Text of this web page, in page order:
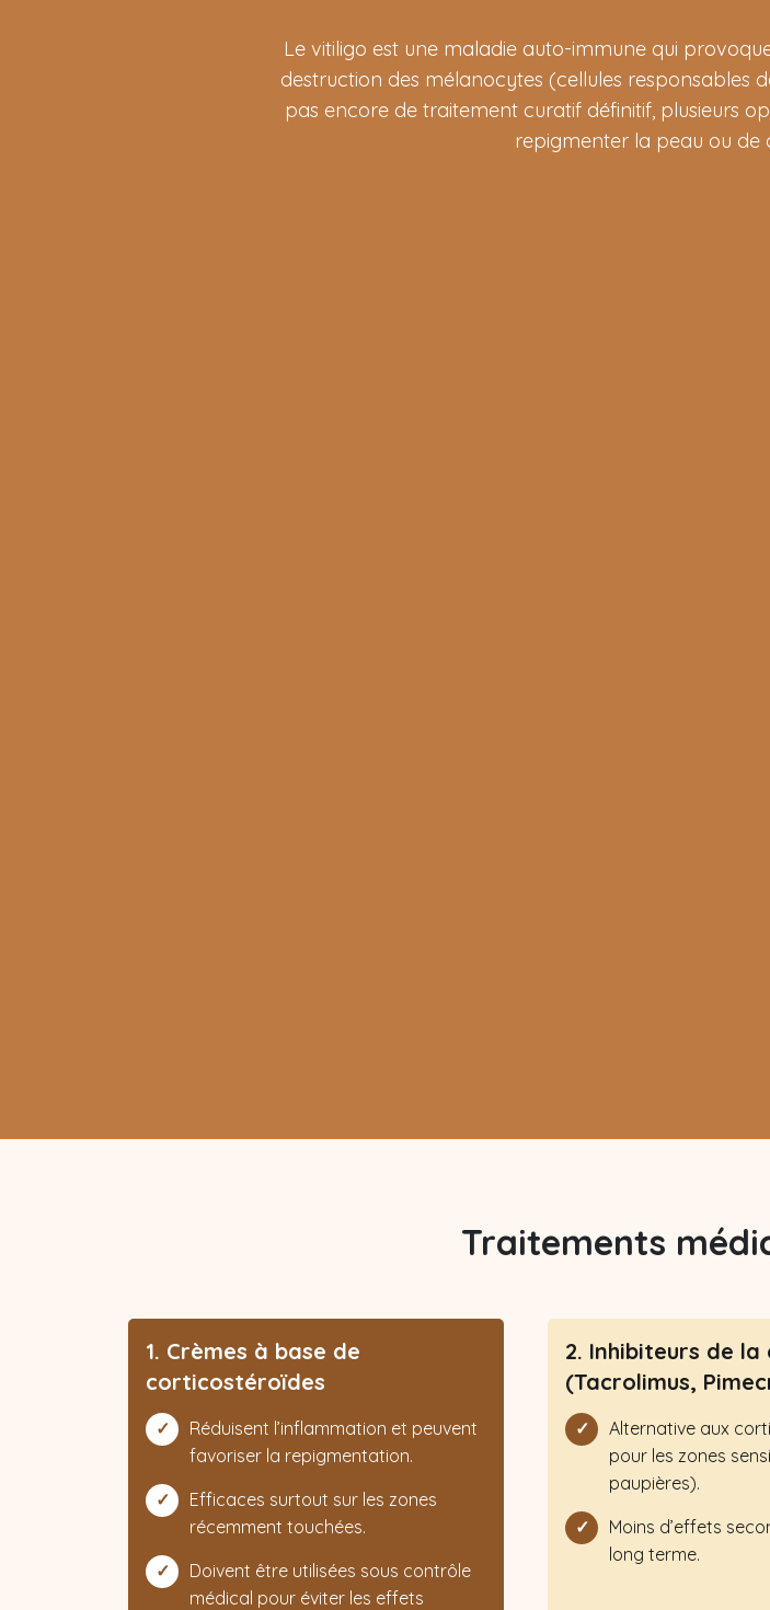
Le vitiligo est une maladie auto-immune qui
destruction des mélanocytes (cellules responsables
pas encore de traitement curatif définitif, plusieurs
repigmenter la peau ou de
Traitements
1. Crèmes à base de
corticostéroïdes
Réduisent l’inflammation et peuvent
favoriser la repigmentation.
Efficaces surtout sur les zones
récemment touchées.
Doivent être utilisées sous contrôle
médical pour éviter les effets
2. Inhibiteurs de la
(Tacrolimus,
Alternative aux
pour les zones
paupières).
Moins d’effets
long terme.